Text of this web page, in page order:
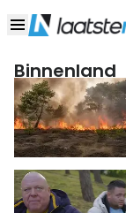
Binnenland